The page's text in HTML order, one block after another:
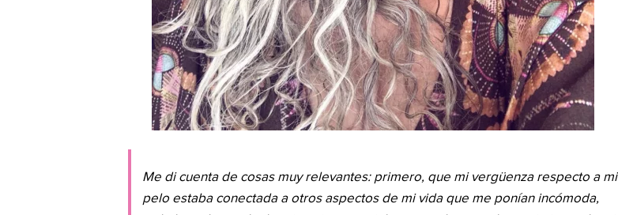
Me di cuenta de cosas muy relevantes: primero, que mi vergüenza respecto a mi
pelo estaba conectada a otros aspectos de mi vida que me ponían incómoda,